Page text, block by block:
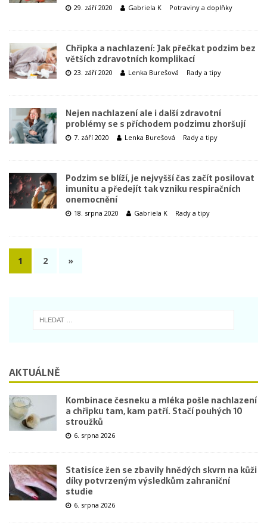
29. září 2020 Gabriela K Potraviny a doplňky
Chřipka a nachlazení: Jak přečkat podzim bez
větších zdravotních komplikací
23. září 2020 Lenka Burešová Rady a tipy
Nejen nachlazení ale i další zdravotní
problémy se s příchodem podzimu zhoršují
7. září 2020 Lenka Burešová Rady a tipy
Podzim se blíží, je nejvyšší čas začít posilovat
imunitu a předejít tak vzniku respiračních
onemocnění
18. srpna 2020 Gabriela K Rady a tipy
1 2 »
AKTUÁLNĚ
Kombinace česneku a mléka pošle nachlazení
a chřipku tam, kam patří. Stačí pouhých 10
stroužků
6. srpna 2026
Statisíce žen se zbavily hnědých skvrn na kůži
díky potvrzeným výsledkům zahraniční
studie
6. srpna 2026